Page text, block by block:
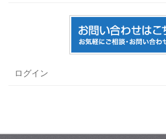
ログイン